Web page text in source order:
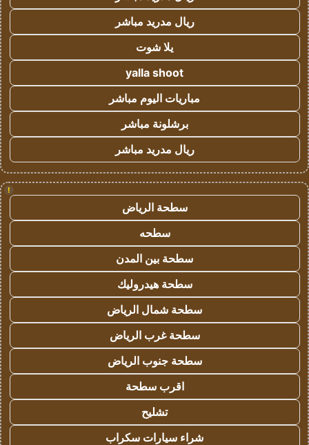
ريال مدريد مباشر
يلا شوت
yalla shoot
مباريات اليوم مباشر
برشلونة مباشر
ريال مدريد مباشر
!
سطحة الرياض
سطحه
سطحة بين المدن
سطحة هيدروليك
سطحة شمال الرياض
سطحة غرب الرياض
سطحة جنوب الرياض
اقرب سطحة
تشليح
شراء سيارات سكراب